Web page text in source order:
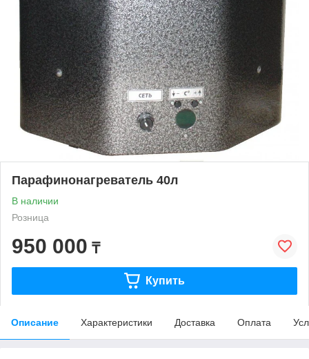
Парафинонагреватель 40л
В наличии
Розница
950 000 ₸
Купить
Описание Характеристики Доставка Оплата